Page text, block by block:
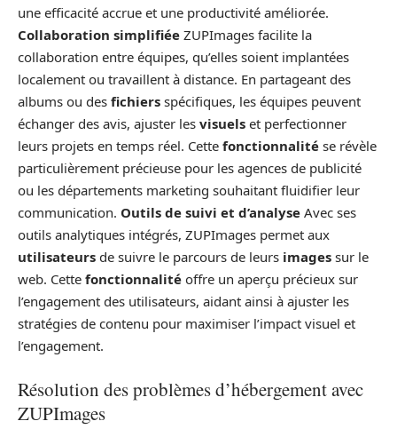
une efficacité accrue et une productivité améliorée.
Collaboration simplifiée ZUPImages facilite la
collaboration entre équipes, qu’elles soient implantées
localement ou travaillent à distance. En partageant des
albums ou des fichiers spécifiques, les équipes peuvent
échanger des avis, ajuster les visuels et perfectionner
leurs projets en temps réel. Cette fonctionnalité se révèle
particulièrement précieuse pour les agences de publicité
ou les départements marketing souhaitant fluidifier leur
communication. Outils de suivi et d’analyse Avec ses
outils analytiques intégrés, ZUPImages permet aux
utilisateurs de suivre le parcours de leurs images sur le
web. Cette fonctionnalité offre un aperçu précieux sur
l’engagement des utilisateurs, aidant ainsi à ajuster les
stratégies de contenu pour maximiser l’impact visuel et
l’engagement.
Résolution des problèmes d’hébergement avec
ZUPImages